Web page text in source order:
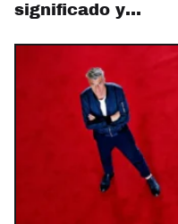
significado y…